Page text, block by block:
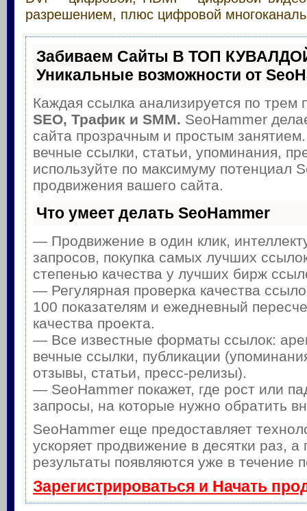
разрешением, плюс цифровой
Забиваем Сайты В ТОП
Уникальные возможности от
Каждая ссылка анализируется по трем
SEO, Трафик и SMM. SeoHammer
сайта прозрачным и простым
вечные ссылки, статьи, упоминания,
используйте по максимуму потенциал
продвижения вашего сайта.
Что умеет делать SeoHammer
— Продвижение в один клик,
запросов, покупка самых лучших
степенью качества у лучших бирж
— Регулярная проверка качества
100 показателям и ежедневный
качества проекта.
— Все известные форматы ссылок:
вечные ссылки, публикации
отзывы, статьи, пресс-релизы).
— SeoHammer покажет, где рост или
запросы, на которые нужно обратить
SeoHammer еще предоставляет
ускоряет продвижение в десятки раз, а
результаты появляются уже в течение
Зарегистрироваться и Начать